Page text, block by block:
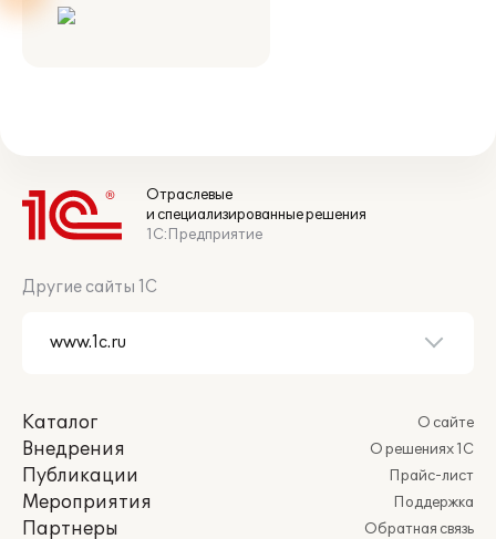
Отраслевые
и специализированные решения
1С:Предприятие
Другие сайты 1С
Каталог
Внедрения
Публикации
Мероприятия
Партнеры
О сайте
О решениях 1С
Прайс-лист
Поддержка
Обратная связь